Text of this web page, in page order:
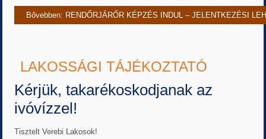
Bővebben: RENDŐRJÁRŐR KÉPZÉS INDUL – JELENTKEZÉSI
LAKOSSÁGI TÁJÉKOZTATÓ
Kérjük, takarékoskodjanak az
ivóvízzel!
Tisztelt Verebi Lakosok!